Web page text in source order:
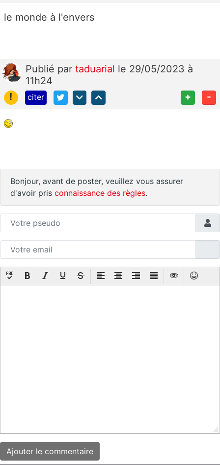
le monde à l'envers
Publié par taduarial le 29/05/2023 à
11h24
!
citer + -
Bonjour, avant de poster, veuillez vous assurer
d'avoir pris connaissance des règles.